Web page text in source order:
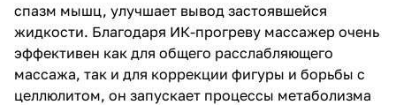
спазм мышц, улучшает вывод застоявшейся
жидкости. Благодаря ИК-прогреву массажер очень
эффективен как для общего расслабляющего
массажа, так и для коррекции фигуры и борьбы с
целлюлитом, он запускает процессы метаболизма